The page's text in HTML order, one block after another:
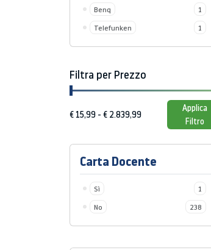
Benq
1
Telefunken
1
Filtra per Prezzo
Applica
Filtro
Carta Docente
Sì
1
No
238